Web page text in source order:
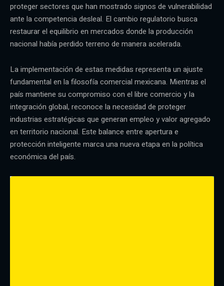
proteger sectores que han mostrado signos de vulnerabilidad
ante la competencia desleal. El cambio regulatorio busca
restaurar el equilibrio en mercados donde la producción
nacional había perdido terreno de manera acelerada.
La implementación de estas medidas representa un ajuste
fundamental en la filosofía comercial mexicana. Mientras el
país mantiene su compromiso con el libre comercio y la
integración global, reconoce la necesidad de proteger
industrias estratégicas que generan empleo y valor agregado
en territorio nacional. Este balance entre apertura e
protección inteligente marca una nueva etapa en la política
económica del país.